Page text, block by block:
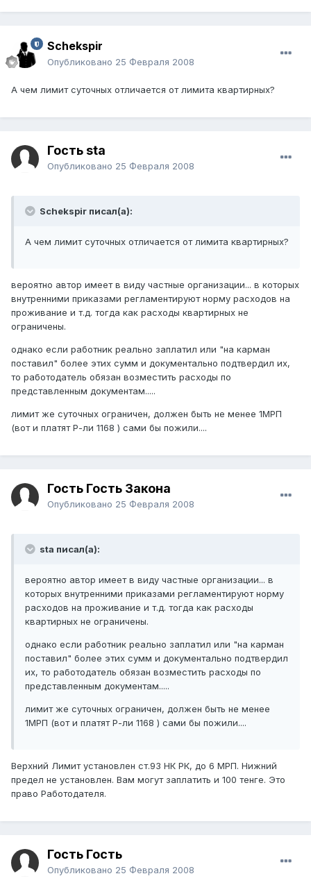
Schekspir
Опубликовано 25 Февраля 2008
А чем лимит суточных отличается от лимита квартирных?
Гость sta
Опубликовано 25 Февраля 2008
Schekspir писал(а):
А чем лимит суточных отличается от лимита квартирных?
вероятно автор имеет в виду частные организации... в которых
внутренними приказами регламентируют норму расходов на
проживание и т.д. тогда как расходы квартирных не
ограничены.
однако если работник реально заплатил или "на карман
поставил" более этих сумм и документально подтвердил их,
то работодатель обязан возместить расходы по
представленным документам.....
лимит же суточных ограничен, должен быть не менее 1МРП
(вот и платят Р-ли 1168 ) сами бы пожили....
Гость Гость Закона
Опубликовано 25 Февраля 2008
sta писал(а):
вероятно автор имеет в виду частные организации... в
которых внутренними приказами регламентируют норму
расходов на проживание и т.д. тогда как расходы
квартирных не ограничены.
однако если работник реально заплатил или "на карман
поставил" более этих сумм и документально подтвердил
их, то работодатель обязан возместить расходы по
представленным документам.....
лимит же суточных ограничен, должен быть не менее
1МРП (вот и платят Р-ли 1168 ) сами бы пожили....
Верхний Лимит установлен ст.93 НК РК, до 6 МРП. Нижний
предел не установлен. Вам могут заплатить и 100 тенге. Это
право Работодателя.
Гость Гость
Опубликовано 25 Февраля 2008